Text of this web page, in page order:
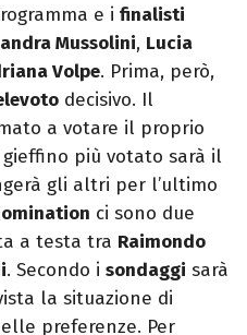
e i finalisti
Mussolini, Lucia
Volpe. Prima, però,
decisivo. Il
a votare il proprio
più votato sarà il
gli altri per l’ultimo
ci sono due
a testa tra Raimondo
. Secondo i sondaggi sarà
la situazione di
preferenze. Per